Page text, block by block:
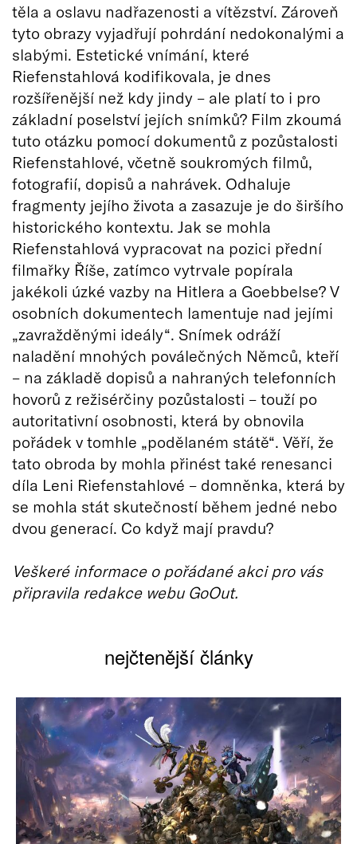
těla a oslavu nadřazenosti a vítězství. Zároveň
tyto obrazy vyjadřují pohrdání nedokonalými a
slabými. Estetické vnímání, které
Riefenstahlová kodifikovala, je dnes
rozšířenější než kdy jindy – ale platí to i pro
základní poselství jejích snímků? Film zkoumá
tuto otázku pomocí dokumentů z pozůstalosti
Riefenstahlové, včetně soukromých filmů,
fotografií, dopisů a nahrávek. Odhaluje
fragmenty jejího života a zasazuje je do širšího
historického kontextu. Jak se mohla
Riefenstahlová vypracovat na pozici přední
filmařky Říše, zatímco vytrvale popírala
jakékoli úzké vazby na Hitlera a Goebbelse? V
osobních dokumentech lamentuje nad jejími
„zavražděnými ideály“. Snímek odráží
naladění mnohých poválečných Němců, kteří
– na základě dopisů a nahraných telefonních
hovorů z režisérčiny pozůstalosti – touží po
autoritativní osobnosti, která by obnovila
pořádek v tomhle „podělaném státě“. Věří, že
tato obroda by mohla přinést také renesanci
díla Leni Riefenstahlové – domněnka, která by
se mohla stát skutečností během jedné nebo
dvou generací. Co když mají pravdu?
Veškeré informace o pořádané akci pro vás
připravila redakce webu GoOut.
nejčtenější články